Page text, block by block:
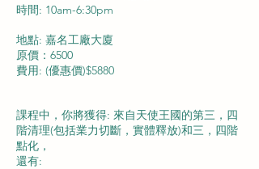
時間: 10am-6:30pm
地點: 嘉名工廠大廈
原價：6500
費用: (優惠價)$5880
課程中，你將獲得: 來自天使王國的第三，四
階清理(包括業力切斷，實體釋放)和三，四階
點化，
還有: